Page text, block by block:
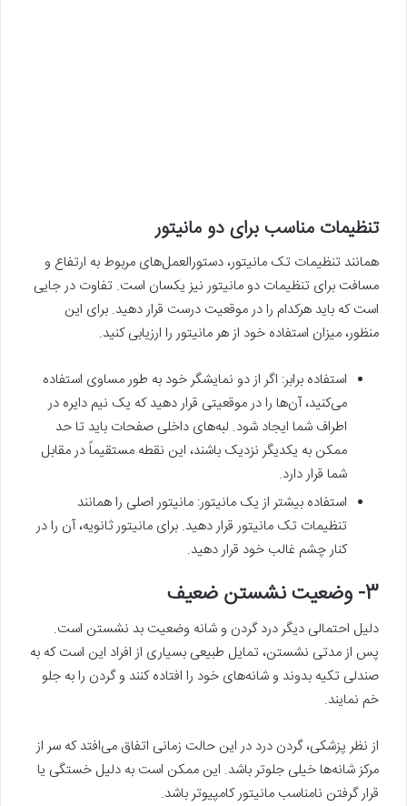
تنظیمات مناسب برای دو مانیتور
همانند تنظیمات تک مانیتور، دستورالعمل‌های مربوط به ارتفاع و
مسافت برای تنظیمات دو مانیتور نیز یکسان است. تفاوت در جایی
است که باید هرکدام را در موقعیت درست قرار دهید. برای این
منظور، میزان استفاده خود از هر مانیتور را ارزیابی کنید.
استفاده برابر: اگر از دو نمایشگر خود به طور مساوی استفاده‌
می‌کنید، آن‌ها را در موقعیتی قرار دهید که یک نیم دایره در
اطراف شما ایجاد شود. لبه‌های داخلی صفحات باید تا حد
ممکن به یکدیگر نزدیک باشند، این نقطه مستقیماً در مقابل
شما قرار دارد.
استفاده بیشتر از یک مانیتور: مانیتور اصلی را همانند
تنظیمات تک مانیتور قرار دهید. برای مانیتور ثانویه، آن را در
کنار چشم غالب خود قرار دهید.
3- وضعیت نشستن ضعیف
دلیل احتمالی دیگر درد گردن و شانه وضعیت بد نشستن است.
پس از مدتی نشستن، تمایل طبیعی بسیاری از افراد این است که به
صندلی تکیه بدوند و شانه‌های خود را افتاده کنند و گردن را به جلو
خم نمایند.
از نظر پزشکی، گردن درد در این حالت زمانی اتفاق‌ می‌افتد که سر از
مرکز شانه‌ها خیلی جلوتر باشد. این ممکن است به دلیل خستگی یا
قرار گرفتن نامناسب مانیتور کامپیوتر باشد.